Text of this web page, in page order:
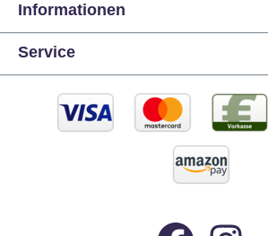
Informationen
Service